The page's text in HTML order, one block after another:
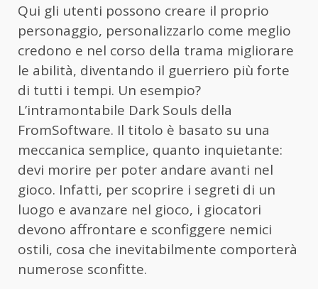
Qui gli utenti possono creare il proprio
personaggio, personalizzarlo come meglio
credono e nel corso della trama migliorare
le abilità, diventando il guerriero più forte
di tutti i tempi. Un esempio?
L’intramontabile Dark Souls della
FromSoftware. Il titolo è basato su una
meccanica semplice, quanto inquietante:
devi morire per poter andare avanti nel
gioco. Infatti, per scoprire i segreti di un
luogo e avanzare nel gioco, i giocatori
devono affrontare e sconfiggere nemici
ostili, cosa che inevitabilmente comporterà
numerose sconfitte.